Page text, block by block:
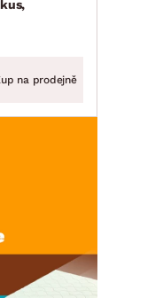
na prodejně